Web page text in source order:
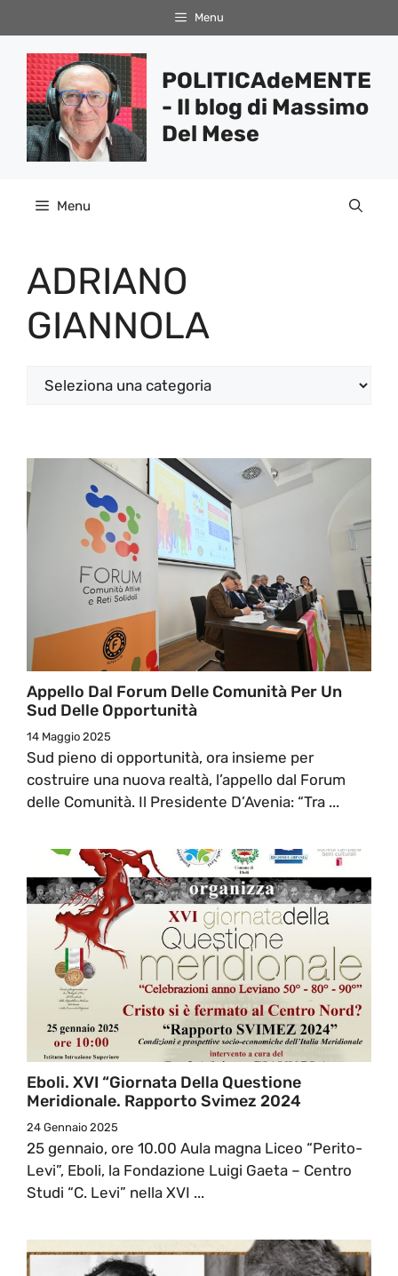
al
contenuto
Menu
POLITICAdeMENTE
- Il blog di Massimo
Del Mese
Menu
ADRIANO
GIANNOLA
Categorie
Appello Dal Forum Delle Comunità Per Un
Sud Delle Opportunità
14 Maggio 2025
Sud pieno di opportunità, ora insieme per
costruire una nuova realtà, l’appello dal Forum
delle Comunità. Il Presidente D’Avenia: “Tra ...
Eboli. XVI “Giornata Della Questione
Meridionale. Rapporto Svimez 2024
24 Gennaio 2025
25 gennaio, ore 10.00 Aula magna Liceo “Perito-
Levi”, Eboli, la Fondazione Luigi Gaeta – Centro
Studi “C. Levi” nella XVI ...